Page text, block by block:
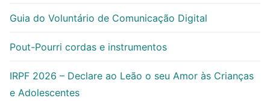
Guia do Voluntário de Comunicação Digital
Pout-Pourri cordas e instrumentos
IRPF 2026 – Declare ao Leão o seu Amor às Crianças
e Adolescentes